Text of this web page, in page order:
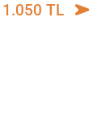
1.050 TL